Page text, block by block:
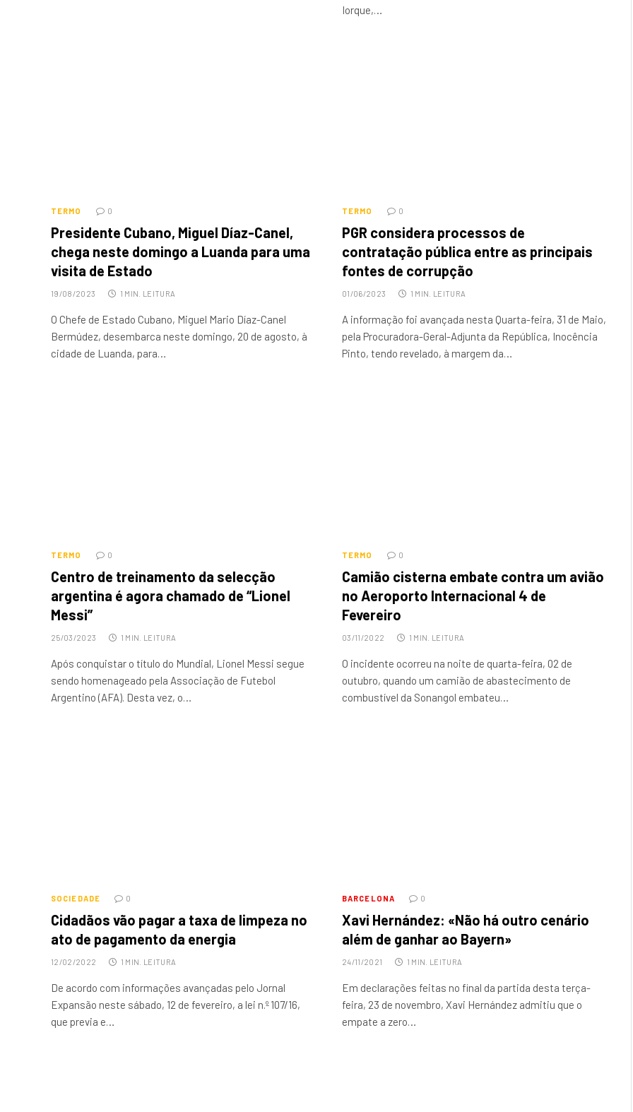
Iorque,…
TERMO 0
Presidente Cubano, Miguel Díaz-Canel,
chega neste domingo a Luanda para uma
visita de Estado
19/08/2023 1 MIN. LEITURA
O Chefe de Estado Cubano, Miguel Mario Díaz-Canel
Bermúdez, desembarca neste domingo, 20 de agosto, à
cidade de Luanda, para…
TERMO 0
PGR considera processos de
contratação pública entre as principais
fontes de corrupção
01/06/2023 1 MIN. LEITURA
A informação foi avançada nesta Quarta-feira, 31 de Maio,
pela Procuradora-Geral-Adjunta da República, Inocência
Pinto, tendo revelado, à margem da…
TERMO 0
Centro de treinamento da selecção
argentina é agora chamado de “Lionel
Messi”
25/03/2023 1 MIN. LEITURA
Após conquistar o título do Mundial, Lionel Messi segue
sendo homenageado pela Associação de Futebol
Argentino (AFA). Desta vez, o…
TERMO 0
Camião cisterna embate contra um avião
no Aeroporto Internacional 4 de
Fevereiro
03/11/2022 1 MIN. LEITURA
O incidente ocorreu na noite de quarta-feira, 02 de
outubro, quando um camião de abastecimento de
combustível da Sonangol embateu…
SOCIEDADE 0
Cidadãos vão pagar a taxa de limpeza no
ato de pagamento da energia
12/02/2022 1 MIN. LEITURA
De acordo com informações avançadas pelo Jornal
Expansão neste sábado, 12 de fevereiro, a lei n.º 107/16,
que previa e…
BARCELONA 0
Xavi Hernández: «Não há outro cenário
além de ganhar ao Bayern»
24/11/2021 1 MIN. LEITURA
Em declarações feitas no final da partida desta terça-
feira, 23 de novembro, Xavi Hernández admitiu que o
empate a zero…